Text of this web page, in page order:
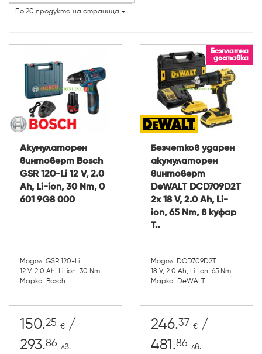
Марки
По 20 продукта на страница
Акумулаторен
винтоверт Bosch
GSR 120-Li 12 V, 2.0
Ah, Li-ion, 30 Nm, 0
601 9G8 000
Модел: GSR 120-Li
12 V, 2.0 Ah, Li-ion, 30 Nm
Марка: Bosch
150.25 € /
293.86 лв.
Безплатна
доставка
Безчетков ударен
акумулаторен
винтоверт
DeWALT DCD709D2T
2x 18 V, 2.0 Ah, Li-
ion, 65 Nm, в куфар
T..
Модел: DCD709D2T
18 V, 2.0 Ah, Li-Ion, 65 Nm
Марка: DeWALT
246.37 € /
481.86 лв.